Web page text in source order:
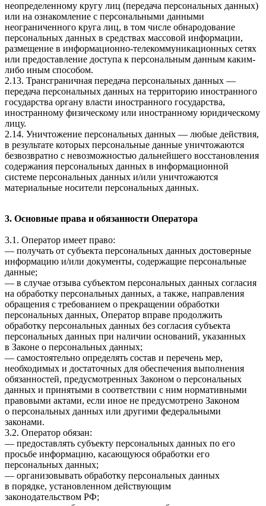
неопределенному кругу лиц (передача персональных данных)
или на ознакомление с персональными данными
неограниченного круга лиц, в том числе обнародование
персональных данных в средствах массовой информации,
размещение в информационно-телекоммуникационных сетях
или предоставление доступа к персональным данным каким-
либо иным способом.
2.13. Трансграничная передача персональных данных —
передача персональных данных на территорию иностранного
государства органу власти иностранного государства,
иностранному физическому или иностранному юридическому
лицу.
2.14. Уничтожение персональных данных — любые действия,
в результате которых персональные данные уничтожаются
безвозвратно с невозможностью дальнейшего восстановления
содержания персональных данных в информационной
системе персональных данных и/или уничтожаются
материальные носители персональных данных.
3. Основные права и обязанности Оператора
3.1. Оператор имеет право:
— получать от субъекта персональных данных достоверные
информацию и/или документы, содержащие персональные
данные;
— в случае отзыва субъектом персональных данных согласия
на обработку персональных данных, а также, направления
обращения с требованием о прекращении обработки
персональных данных, Оператор вправе продолжить
обработку персональных данных без согласия субъекта
персональных данных при наличии оснований, указанных
в Законе о персональных данных;
— самостоятельно определять состав и перечень мер,
необходимых и достаточных для обеспечения выполнения
обязанностей, предусмотренных Законом о персональных
данных и принятыми в соответствии с ним нормативными
правовыми актами, если иное не предусмотрено Законом
о персональных данных или другими федеральными
законами.
3.2. Оператор обязан:
— предоставлять субъекту персональных данных по его
просьбе информацию, касающуюся обработки его
персональных данных;
— организовывать обработку персональных данных
в порядке, установленном действующим
законодательством РФ;